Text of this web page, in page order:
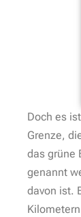
Doch es
Grenze,
das grüne
genannt
davon ist.